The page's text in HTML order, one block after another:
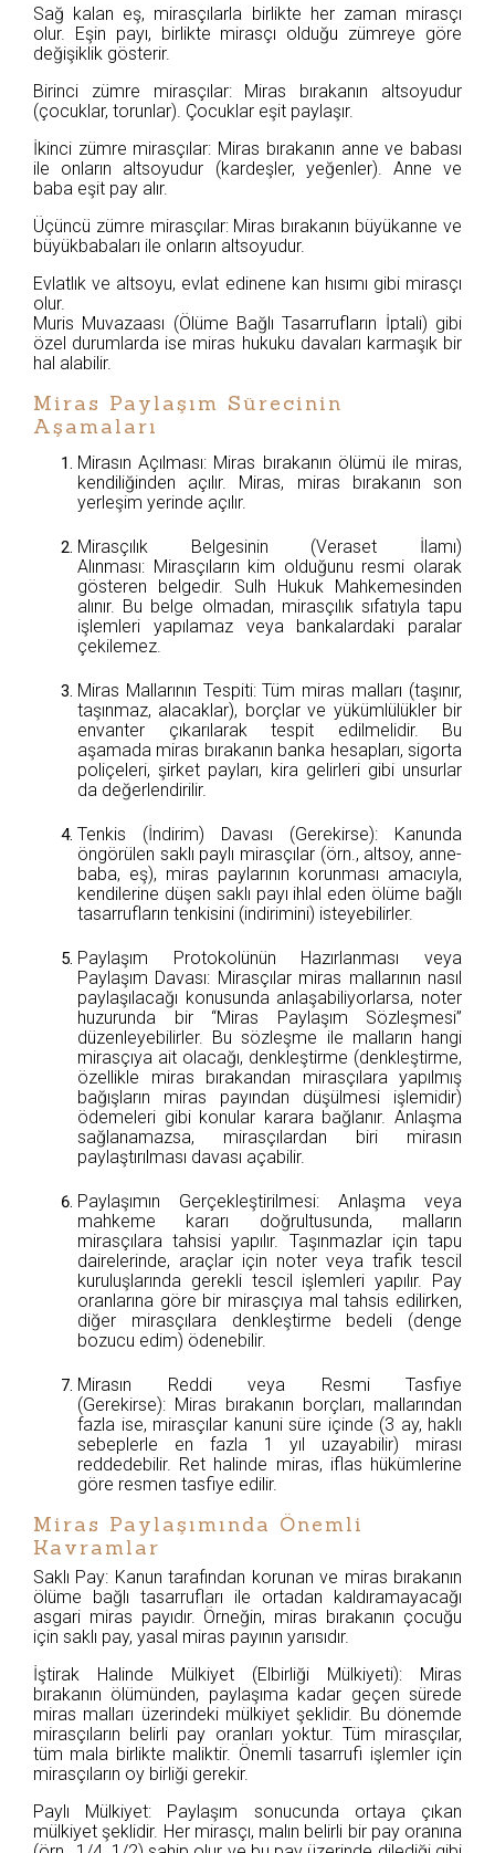
Sağ kalan eş, mirasçılarla birlikte her zaman mirasçı
olur. Eşin payı, birlikte mirasçı olduğu zümreye göre
değişiklik gösterir.
Birinci zümre mirasçılar: Miras bırakanın altsoyudur
(çocuklar, torunlar). Çocuklar eşit paylaşır.
İkinci zümre mirasçılar: Miras bırakanın anne ve babası
ile onların altsoyudur (kardeşler, yeğenler). Anne ve
baba eşit pay alır.
Üçüncü zümre mirasçılar: Miras bırakanın büyükanne ve
büyükbabaları ile onların altsoyudur.
Evlatlık ve altsoyu, evlat edinene kan hısımı gibi mirasçı
olur.
Muris Muvazaası (Ölüme Bağlı Tasarrufların İptali) gibi
özel durumlarda ise miras hukuku davaları karmaşık bir
hal alabilir.
Miras Paylaşım Sürecinin
Aşamaları
Mirasın Açılması: Miras bırakanın ölümü ile miras,
kendiliğinden açılır. Miras, miras bırakanın son
yerleşim yerinde açılır.
Mirasçılık Belgesinin (Veraset İlamı)
Alınması: Mirasçıların kim olduğunu resmi olarak
gösteren belgedir. Sulh Hukuk Mahkemesinden
alınır. Bu belge olmadan, mirasçılık sıfatıyla tapu
işlemleri yapılamaz veya bankalardaki paralar
çekilemez.
Miras Mallarının Tespiti: Tüm miras malları (taşınır,
taşınmaz, alacaklar), borçlar ve yükümlülükler bir
envanter çıkarılarak tespit edilmelidir. Bu
aşamada miras bırakanın banka hesapları, sigorta
poliçeleri, şirket payları, kira gelirleri gibi unsurlar
da değerlendirilir.
Tenkis (İndirim) Davası (Gerekirse): Kanunda
öngörülen saklı paylı mirasçılar (örn., altsoy, anne-
baba, eş), miras paylarının korunması amacıyla,
kendilerine düşen saklı payı ihlal eden ölüme bağlı
tasarrufların tenkisini (indirimini) isteyebilirler.
Paylaşım Protokolünün Hazırlanması veya
Paylaşım Davası: Mirasçılar miras mallarının nasıl
paylaşılacağı konusunda anlaşabiliyorlarsa, noter
huzurunda bir “Miras Paylaşım Sözleşmesi”
düzenleyebilirler. Bu sözleşme ile malların hangi
mirasçıya ait olacağı, denkleştirme (denkleştirme,
özellikle miras bırakandan mirasçılara yapılmış
bağışların miras payından düşülmesi işlemidir)
ödemeleri gibi konular karara bağlanır. Anlaşma
sağlanamazsa, mirasçılardan biri mirasın
paylaştırılması davası açabilir.
Paylaşımın Gerçekleştirilmesi: Anlaşma veya
mahkeme kararı doğrultusunda, malların
mirasçılara tahsisi yapılır. Taşınmazlar için tapu
dairelerinde, araçlar için noter veya trafik tescil
kuruluşlarında gerekli tescil işlemleri yapılır. Pay
oranlarına göre bir mirasçıya mal tahsis edilirken,
diğer mirasçılara denkleştirme bedeli (denge
bozucu edim) ödenebilir.
Mirasın Reddi veya Resmi Tasfiye
(Gerekirse): Miras bırakanın borçları, mallarından
fazla ise, mirasçılar kanuni süre içinde (3 ay, haklı
sebeplerle en fazla 1 yıl uzayabilir) mirası
reddedebilir. Ret halinde miras, iflas hükümlerine
göre resmen tasfiye edilir.
Miras Paylaşımında Önemli
Kavramlar
Saklı Pay: Kanun tarafından korunan ve miras bırakanın
ölüme bağlı tasarrufları ile ortadan kaldıramayacağı
asgari miras payıdır. Örneğin, miras bırakanın çocuğu
için saklı pay, yasal miras payının yarısıdır.
İştirak Halinde Mülkiyet (Elbirliği Mülkiyeti): Miras
bırakanın ölümünden, paylaşıma kadar geçen sürede
miras malları üzerindeki mülkiyet şeklidir. Bu dönemde
mirasçıların belirli pay oranları yoktur. Tüm mirasçılar,
tüm mala birlikte maliktir. Önemli tasarrufi işlemler için
mirasçıların oy birliği gerekir.
Paylı Mülkiyet: Paylaşım sonucunda ortaya çıkan
mülkiyet şeklidir. Her mirasçı, malın belirli bir pay oranına